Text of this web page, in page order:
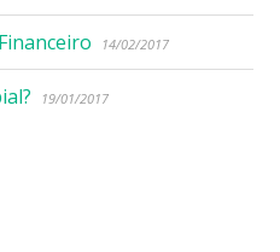
14/02/2017
19/01/2017